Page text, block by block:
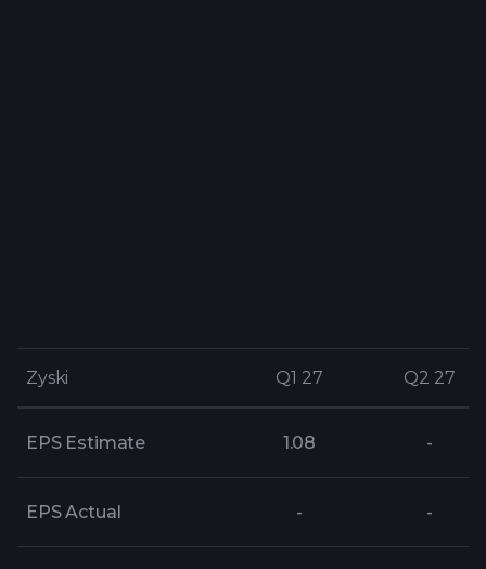
Zyski Q1 27 Q2 27
Zyski Q1 27 Q2 27
EPS Estimate 1.08 -
EPS Actual - -